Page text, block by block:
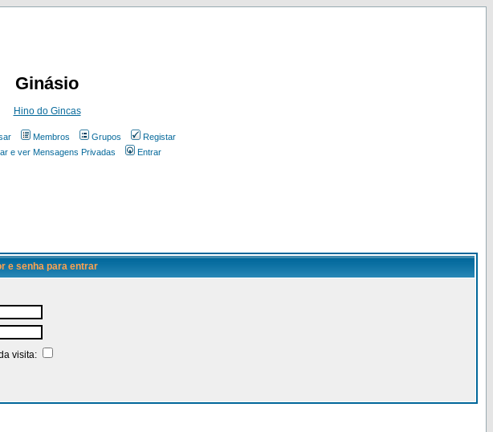
Ginásio
Hino do Gincas
Membros Grupos
Registar
e ver Mensagens Privadas Entrar
e senha para entrar
visita: